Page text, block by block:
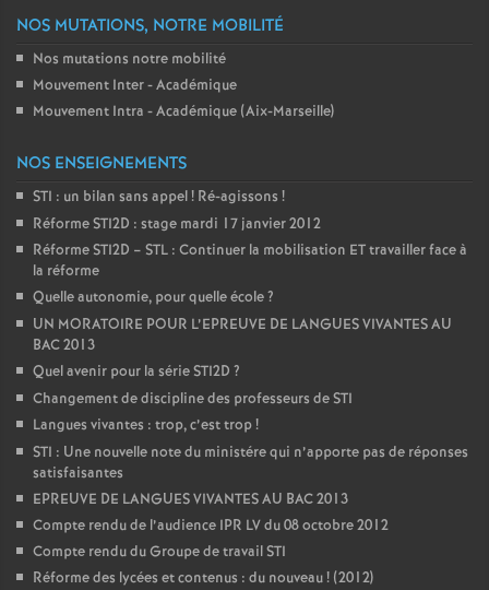
NOS MUTATIONS, NOTRE MOBILITÉ
Nos mutations notre mobilité
Mouvement Inter - Académique
Mouvement Intra - Académique (Aix-Marseille)
NOS ENSEIGNEMENTS
STI : un bilan sans appel! Ré-agissons !
Réforme STI2D : stage mardi 17 janvier 2012
Réforme STI2D – STL : Continuer la mobilisation ET travailler face à
la réforme
Quelle autonomie, pour quelle école?
UN MORATOIRE POUR L’EPREUVE DE LANGUES VIVANTES AU
BAC 2013
Quel avenir pour la série STI2D ?
Changement de discipline des professeurs de STI
Langues vivantes : trop, c’est trop!
STI : Une nouvelle note du ministére qui n’apporte pas de réponses
satisfaisantes
EPREUVE DE LANGUES VIVANTES AU BAC 2013
Compte rendu de l’audience IPR LV du 08 octobre 2012
Compte rendu du Groupe de travail STI
Réforme des lycées et contenus : du nouveau! (2012)